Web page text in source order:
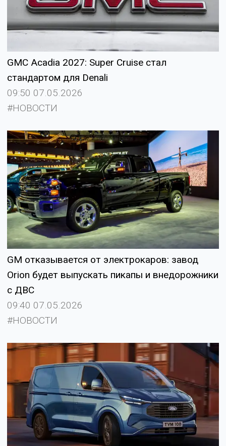
GMC Acadia 2027: Super Cruise стал
стандартом для Denali
09:50 07.05.2026
#НОВОСТИ
GM отказывается от электрокаров: завод
Orion будет выпускать пикапы и внедорожники
с ДВС
09:40 07.05.2026
#НОВОСТИ